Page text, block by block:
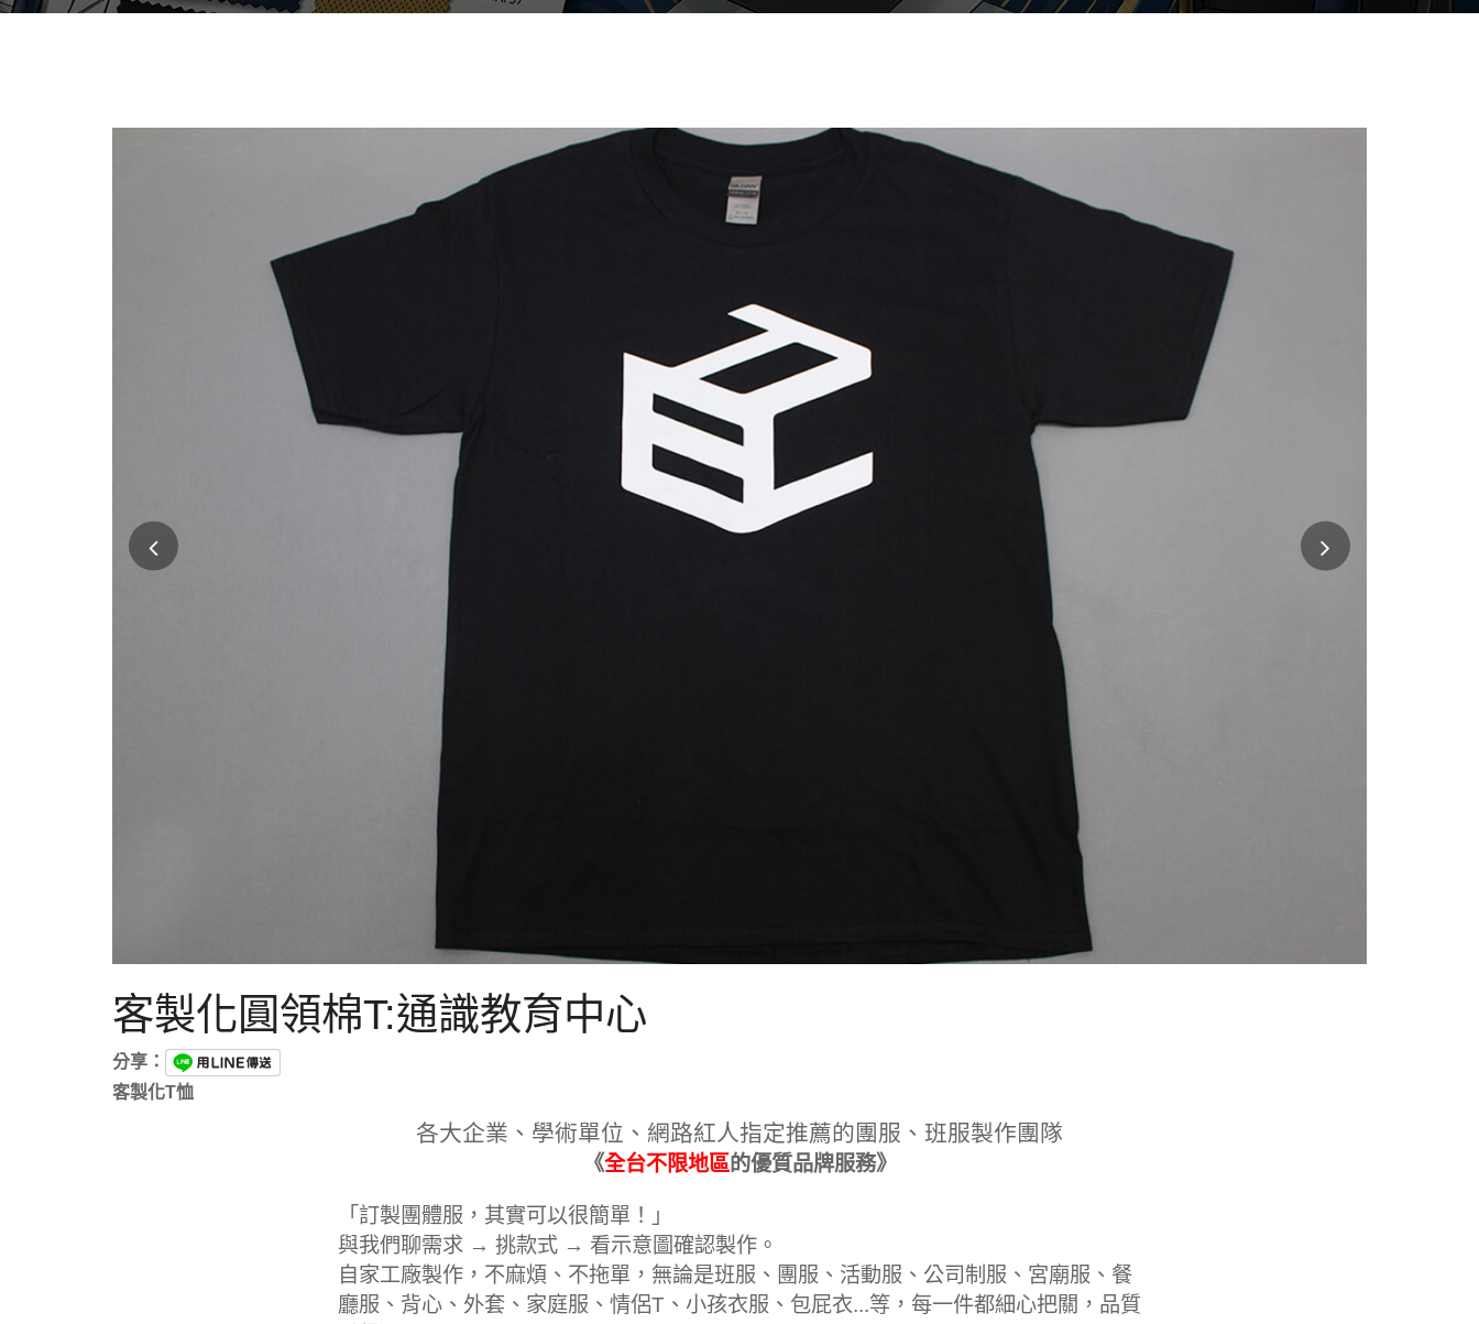
客製化圓領棉T:通識教育中心
分享：
客製化T恤
各大企業、學術單位、網路紅人指定推薦的團服、班服製作團隊
《全台不限地區的優質品牌服務》
「訂製團體服，其實可以很簡單！」
與我們聊需求 → 挑款式 → 看示意圖確認製作。
自家工廠製作，不麻煩、不拖單，無論是班服、團服、活動服、公司制服、宮廟服、餐
廳服、背心、外套、家庭服、情侶T、小孩衣服、包屁衣...等，每一件都細心把關，品質